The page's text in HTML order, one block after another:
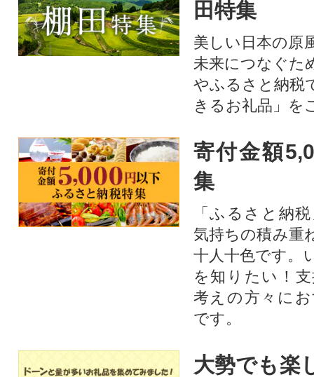
田特集
美しい日本の原
未来につなぐた
やふるさと納税
きるお礼品」を
寄付金額
集
「ふるさと納
気持ちの積み重
十人十色です。
を知りたい！
考えの方々に
です。
大勢でも楽